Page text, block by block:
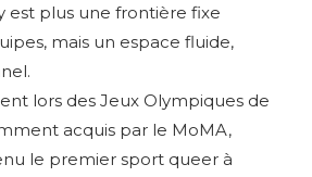
est plus une frontière fixe
mais un espace fluide,
lors des Jeux Olympiques de
acquis par le MoMA,
le premier sport queer à